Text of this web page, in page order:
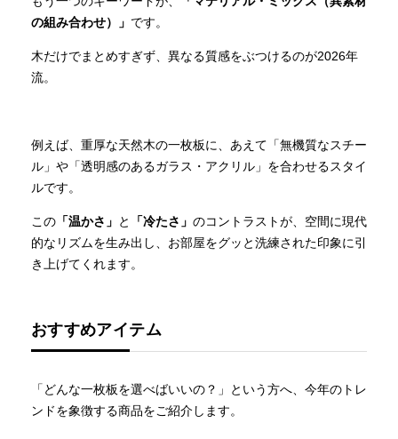
の組み合わせ）」 です。
木だけでまとめすぎず、異なる質感をぶつけるのが2026年
流。
例えば、重厚な天然木の一枚板に、あえて「無機質なスチー
ル」や「透明感のあるガラス・アクリル」を合わせるスタイ
ルです。
この 「温かさ」 と 「冷たさ」 のコントラストが、空間に現代
的なリズムを生み出し、お部屋をグッと洗練された印象に引
き上げてくれます。
おすすめアイテム
「どんな一枚板を選べばいいの？」という方へ、今年のトレ
ンドを象徴する商品をご紹介します。